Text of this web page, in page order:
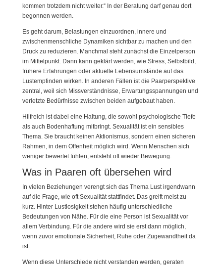
kommen trotzdem nicht weiter.“ In der Beratung darf genau dort
begonnen werden.
Es geht darum, Belastungen einzuordnen, innere und
zwischenmenschliche Dynamiken sichtbar zu machen und den
Druck zu reduzieren. Manchmal steht zunächst die Einzelperson
im Mittelpunkt. Dann kann geklärt werden, wie Stress, Selbstbild,
frühere Erfahrungen oder aktuelle Lebensumstände auf das
Lustempfinden wirken. In anderen Fällen ist die Paarperspektive
zentral, weil sich Missverständnisse, Erwartungsspannungen und
verletzte Bedürfnisse zwischen beiden aufgebaut haben.
Hilfreich ist dabei eine Haltung, die sowohl psychologische Tiefe
als auch Bodenhaftung mitbringt. Sexualität ist ein sensibles
Thema. Sie braucht keinen Aktionismus, sondern einen sicheren
Rahmen, in dem Offenheit möglich wird. Wenn Menschen sich
weniger bewertet fühlen, entsteht oft wieder Bewegung.
Was in Paaren oft übersehen wird
In vielen Beziehungen verengt sich das Thema Lust irgendwann
auf die Frage, wie oft Sexualität stattfindet. Das greift meist zu
kurz. Hinter Lustlosigkeit stehen häufig unterschiedliche
Bedeutungen von Nähe. Für die eine Person ist Sexualität vor
allem Verbindung. Für die andere wird sie erst dann möglich,
wenn zuvor emotionale Sicherheit, Ruhe oder Zugewandtheit da
ist.
Wenn diese Unterschiede nicht verstanden werden, geraten